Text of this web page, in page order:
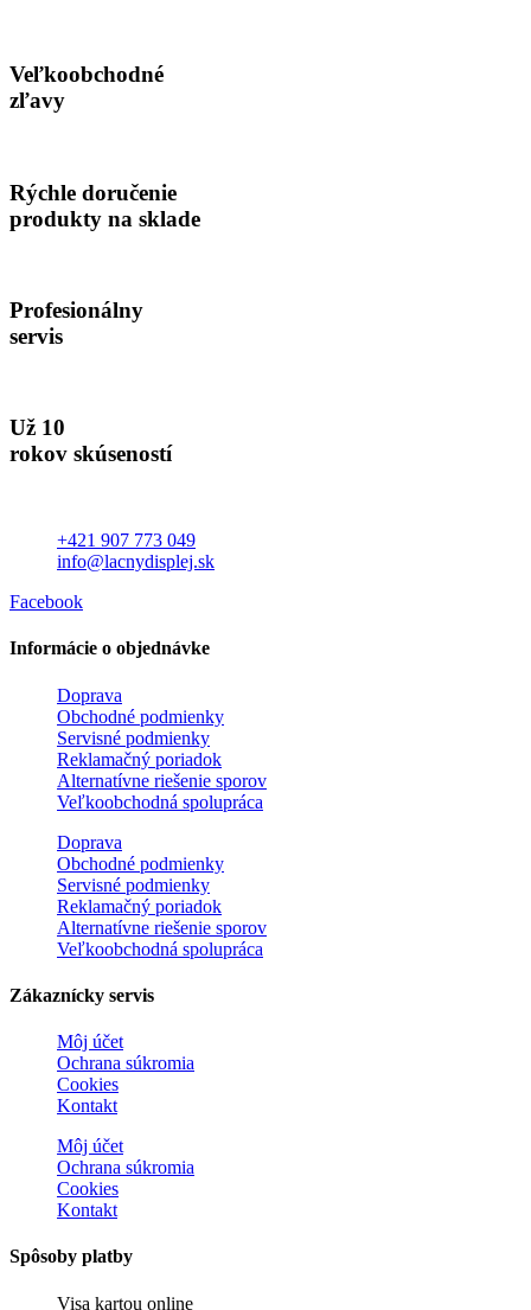
Veľkoobchodné
zľavy
Rýchle doručenie
produkty na sklade
Profesionálny
servis
Už 10
rokov skúseností
+421 907 773 049
info@lacnydisplej.sk
Facebook
Informácie o objednávke
Doprava
Obchodné podmienky
Servisné podmienky
Reklamačný poriadok
Alternatívne riešenie sporov
Veľkoobchodná spolupráca
Doprava
Obchodné podmienky
Servisné podmienky
Reklamačný poriadok
Alternatívne riešenie sporov
Veľkoobchodná spolupráca
Zákaznícky servis
Môj účet
Ochrana súkromia
Cookies
Kontakt
Môj účet
Ochrana súkromia
Cookies
Kontakt
Spôsoby platby
Visa kartou online